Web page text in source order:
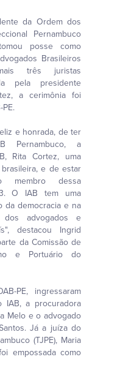
da Ordem dos
Pernambuco
posse como
Brasileiros
três juristas
pela presidente
a cerimônia foi
e honrada, de ter
Pernambuco, a
Rita Cortez, uma
e de estar
membro dessa
O IAB tem uma
da democracia e na
dos advogados e
destacou Ingrid
da Comissão de
e Portuário do
PE, ingressaram
IAB, a procuradora
Melo e o advogado
Já a juíza do
(TJPE), Maria
empossada como